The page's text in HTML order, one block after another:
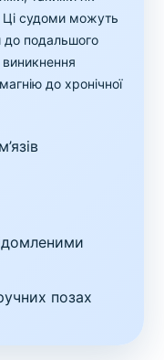
Ці судоми можуть
до подальшого
до хронічної
позах